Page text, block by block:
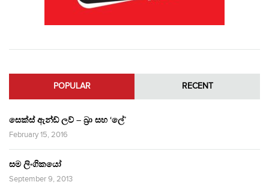
POPULAR RECENT
සෙක්ස් ඇන්ඩ් ලව් – බ්‍රා සහ ‘ලේ’
February 15, 2016
සම ලිංගිකයෝ
September 9, 2013